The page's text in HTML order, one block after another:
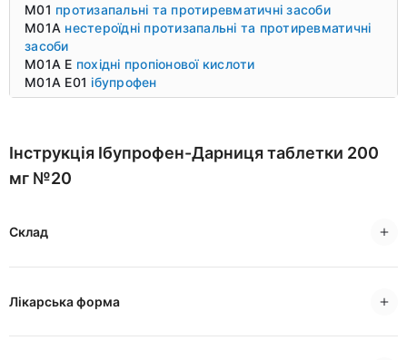
M01 протизапальні та протиревматичні засоби
M01A нестероїдні протизапальні та протиревматичні
засоби
M01A E похідні пропіонової кислоти
M01A E01 ібупрофен
Інструкція Ібупрофен-Дарниця таблетки 200
мг №20
Склад
Лікарська форма